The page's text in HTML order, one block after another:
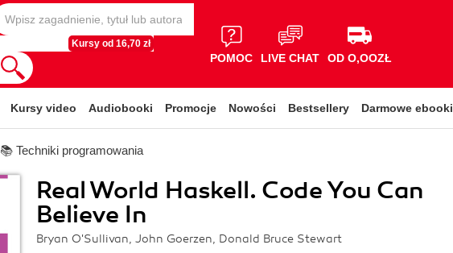
Kursy od 16,70 zł
POMOC LIVE CHAT OD O,OOZŁ
Kursy video Audiobooki Promocje Nowości Bestsellery Darmowe ebooki
📚 Techniki programowania
Real World Haskell. Code You Can
Believe In
Bryan O'Sullivan, John Goerzen, Donald Bruce Stewart